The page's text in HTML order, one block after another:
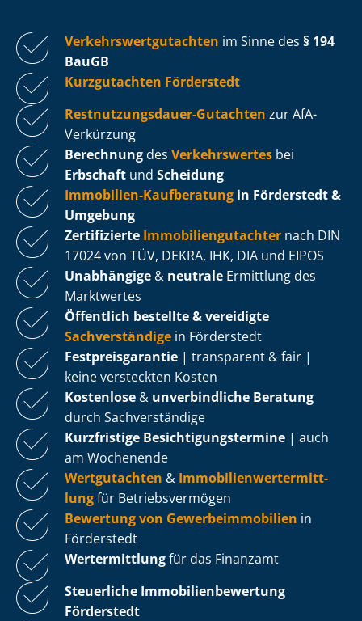
Ver­kehrs­wert­gut­ach­ten im Sinne des § 194
BauGB
Kurzgutachten Förderstedt
Rest­nut­zungs­dau­er-Gutachten zur AfA-
Verkürzung
Berechnung des Verkehrswertes bei
Erbschaft und Scheidung
Immobilien-Kaufberatung in Förderstedt &
Umgebung
Zertifizierte Im­mo­bi­li­en­gut­ach­ter nach DIN
17024 von TÜV, DEKRA, IHK, DIA und EIPOS
Unabhängige & neutrale Ermittlung des
Marktwertes
Öffentlich bestellte & vereidigte
Sachverständige in Förderstedt
Fest­preis­ga­ran­tie | transparent & fair |
keine versteckten Kosten
Kostenlose & unverbindliche Beratung
durch Sachverständige
Kurzfristige Be­sich­ti­gungs­ter­mi­ne | auch
am Wochenende
Wertgutachten & Im­mo­bi­li­en­wert­ermitt­
lungfür Be­triebs­ver­mö­gen
Bewertung von Ge­wer­be­im­mo­bi­li­en in
Förderstedt
Wertermittlungfür das Finanzamt
Steuerliche Im­mo­bi­li­en­be­wer­tung
Förderstedt